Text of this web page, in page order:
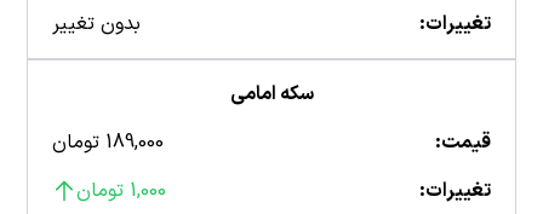
تغییرات:
بدون تغییر
سکه امامی
قیمت:
189,000 تومان
تغییرات:
1,000 تومان